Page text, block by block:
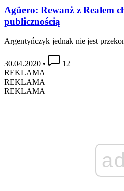
Agüero: Rewanż z Realem
publicznością
Argentyńczyk jednak nie jest
30.04.2020 •
12
REKLAMA
REKLAMA
REKLAMA
ad